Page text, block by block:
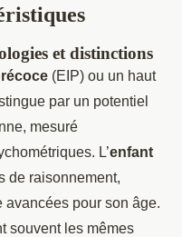
et distinctions
(EIP) ou un haut
par un potentiel
mesuré
L’enfant
de raisonnement,
avancées pour son âge.
souvent les mêmes